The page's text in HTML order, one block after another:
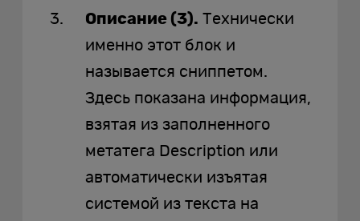
Описание (3). Технически
именно этот блок и
называется сниппетом.
Здесь показана информация,
взятая из заполненного
метатега Description или
автоматически изъятая
системой из текста на